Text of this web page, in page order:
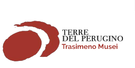
contenuto